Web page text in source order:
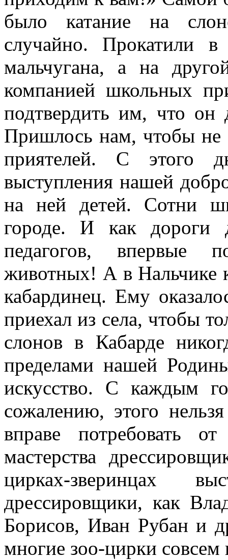
было катание на
случайно. Прокатили в
мальчугана, а на
компанией школьных
подтвердить им, что он
Пришлось нам, чтобы не
приятелей. С этого
выступления нашей
на ней детей. Сотни
городе. И как дороги
педагогов, впервые
животных! А в Нальчике
кабардинец. Ему
приехал из села, чтобы
слонов в Кабарде
пределами нашей
искусство. С каждым
сожалению, этого
вправе потребовать
мастерства
цирках-зверинцах
дрессировщики, как
Борисов, Иван Рубан и
многие зоо-цирки